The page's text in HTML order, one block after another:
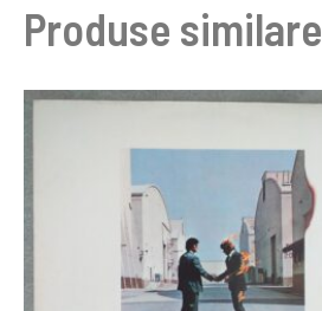
Produse similare